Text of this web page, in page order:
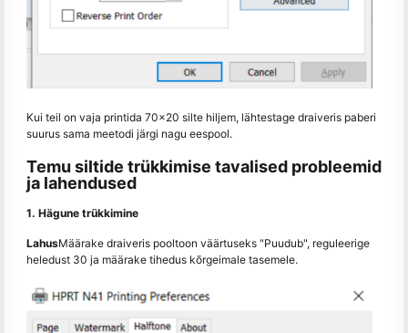
Kui teil on vaja printida 70x20 silte hiljem, lähtestage draiveris paberi
suurus sama meetodi järgi nagu eespool.
Temu siltide trükkimise tavalised probleemid
ja lahendused
1. Hägune trükkimine
LahusMäärake draiveris pooltoon väärtuseks "Puudub", reguleerige
heledust 30 ja määrake tihedus kõrgeimale tasemele.